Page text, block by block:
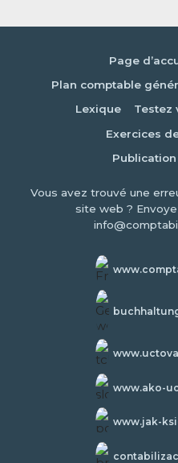
Page
Plan comptable
Lexique
Testez
Exercices
Vous avez trouvé une
site web ?
www.ako-
www.jak-